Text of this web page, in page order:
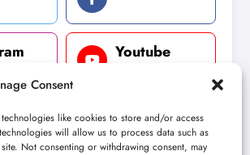
Consent
like cookies to store and/or access
will allow us to process data such as
Not consenting or withdrawing consent, may
Youtube